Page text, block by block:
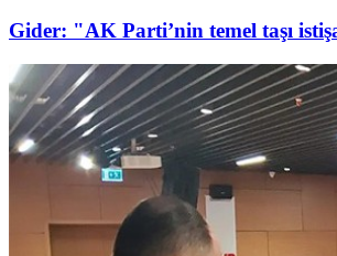
Gider: "AK Parti’nin temel taşı